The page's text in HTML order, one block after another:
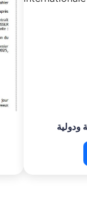
ودولية